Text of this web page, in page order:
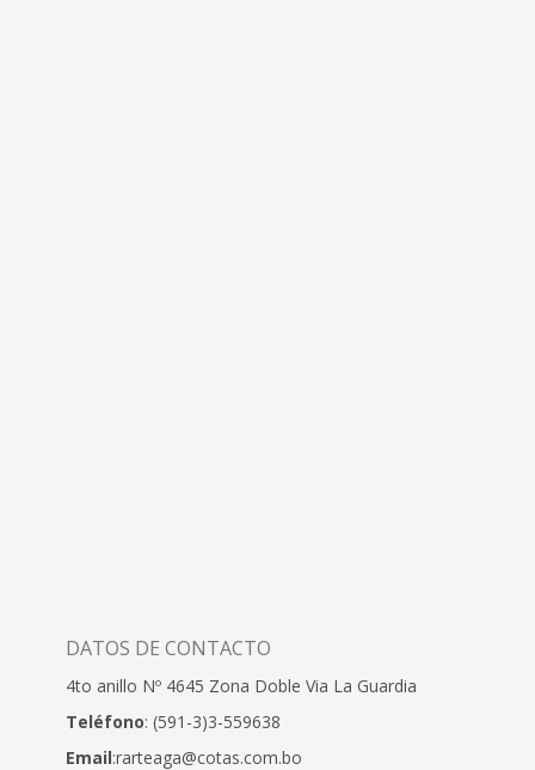
DATOS DE CONTACTO
4to anillo Nº 4645 Zona Doble Via La Guardia
Teléfono: (591-3)3-559638
Email:rarteaga@cotas.com.bo